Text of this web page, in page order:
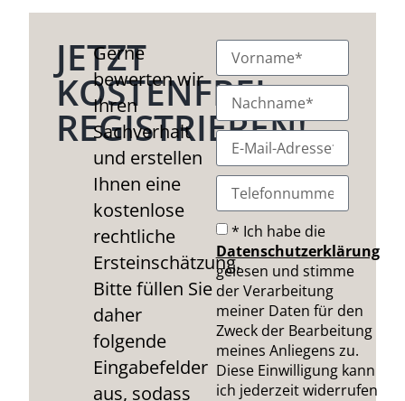
JETZT
KOSTENFREI
REGISTRIEREN!
Gerne
bewerten wir
Ihren
Sachverhalt
und erstellen
Ihnen eine
kostenlose
rechtliche
Ersteinschätzung.
Bitte füllen Sie
daher
folgende
Eingabefelder
aus, sodass
* Ich habe die
Datenschutzerklärung
gelesen und stimme
der Verarbeitung
meiner Daten für den
Zweck der Bearbeitung
meines Anliegens zu.
Diese Einwilligung kann
ich jederzeit widerrufen